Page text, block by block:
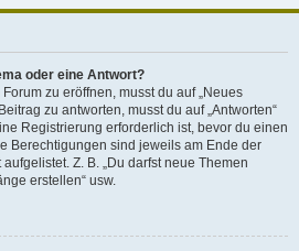
oder eine Antwort?
zu eröffnen, musst du auf „Neues
zu antworten, musst du auf „Antworten“
Registrierung erforderlich ist, bevor du einen
Berechtigungen sind jeweils am Ende der
Z. B. „Du darfst neue Themen
erstellen“ usw.